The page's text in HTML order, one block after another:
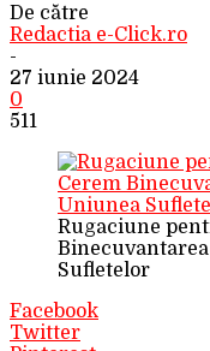
De către
Redactia e-Click.ro
-
27 iunie 2024
0
511
Rugaciune
Sufletelor
Facebook
Twitter